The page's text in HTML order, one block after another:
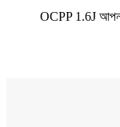
OCPP 1.6J